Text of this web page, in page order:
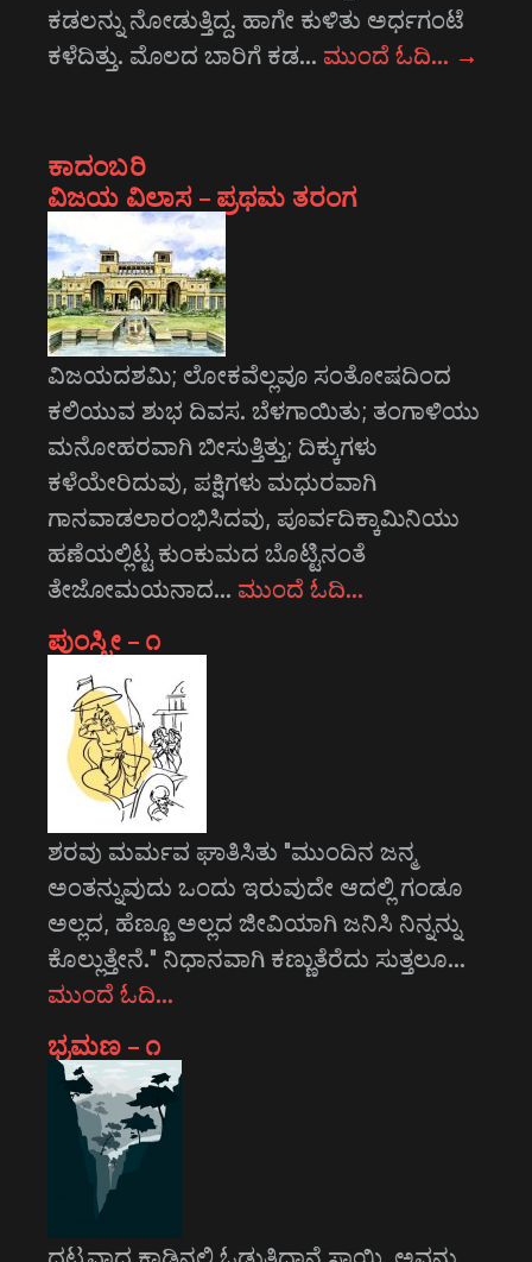
ಕಡಲನ್ನು ನೋಡುತ್ತಿದ್ದ. ಹಾಗೇ ಕುಳಿತು ಅರ್ಧಗಂಟೆ
ಕಳೆದಿತ್ತು. ಮೊಲದ ಬಾರಿಗೆ ಕಡ… ಮುಂದೆ ಓದಿ… →
ಕಾದಂಬರಿ
ವಿಜಯ ವಿಲಾಸ – ಪ್ರಥಮ ತರಂಗ
ವಿಜಯದಶಮಿ; ಲೋಕವೆಲ್ಲವೂ ಸಂತೋಷದಿಂದ
ಕಲಿಯುವ ಶುಭ ದಿವಸ. ಬೆಳಗಾಯಿತು; ತಂಗಾಳಿಯು
ಮನೋಹರವಾಗಿ ಬೀಸುತ್ತಿತ್ತು; ದಿಕ್ಕುಗಳು
ಕಳೆಯೇರಿದುವು, ಪಕ್ಷಿಗಳು ಮಧುರವಾಗಿ
ಗಾನವಾಡಲಾರಂಭಿಸಿದವು, ಪೂರ್ವದಿಕ್ಕಾಮಿನಿಯು
ಹಣೆಯಲ್ಲಿಟ್ಟ ಕುಂಕುಮದ ಬೊಟ್ಟಿನಂತೆ
ತೇಜೋಮಯನಾದ… ಮುಂದೆ ಓದಿ…
ಪುಂಸ್ತ್ರೀ – ೧
ಶರವು ಮರ್ಮವ ಘಾತಿಸಿತು "ಮುಂದಿನ ಜನ್ಮ
ಅಂತನ್ನುವುದು ಒಂದು ಇರುವುದೇ ಆದಲ್ಲಿ ಗಂಡೂ
ಅಲ್ಲದ, ಹೆಣ್ಣೂ ಅಲ್ಲದ ಜೀವಿಯಾಗಿ ಜನಿಸಿ ನಿನ್ನನ್ನು
ಕೊಲ್ಲುತ್ತೇನೆ." ನಿಧಾನವಾಗಿ ಕಣ್ಣುತೆರೆದು ಸುತ್ತಲೂ…
ಮುಂದೆ ಓದಿ…
ಭ್ರಮಣ – ೧
ದಟ್ಟವಾದ ಕಾಡಿನಲ್ಲಿ ಓಡುತ್ತಿದ್ದಾನೆ ಸಾಯಿ. ಅವನು